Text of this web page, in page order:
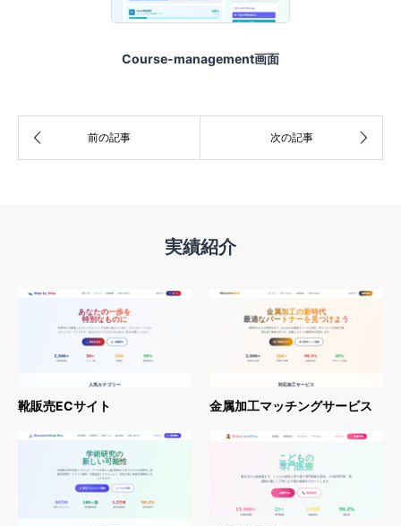
Course-management画面
実績紹介
靴販売ECサイト 金属加工マッチングサービス